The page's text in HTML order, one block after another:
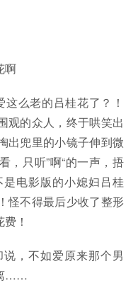
啊
么老的吕桂花了？！
观的众人，终于哄笑出
出兜里的小镜子伸到微
，只听”啊“的一声，捂
电影版的小媳妇吕桂
怪不得最后少收了整形
！
，不如爱原来那个男
……